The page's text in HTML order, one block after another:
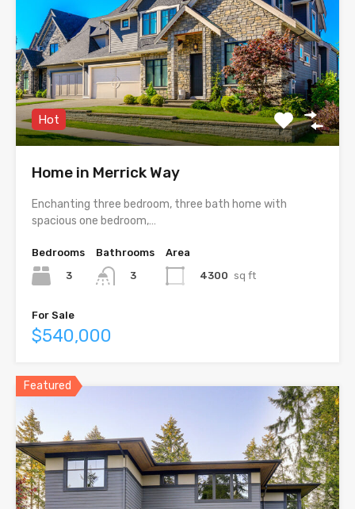
Hot
Home in Merrick Way
Enchanting three bedroom, three bath home with
spacious one bedroom,…
Bedrooms
3
Bathrooms
3
Area
4300 sq ft
For Sale
$540,000
Featured